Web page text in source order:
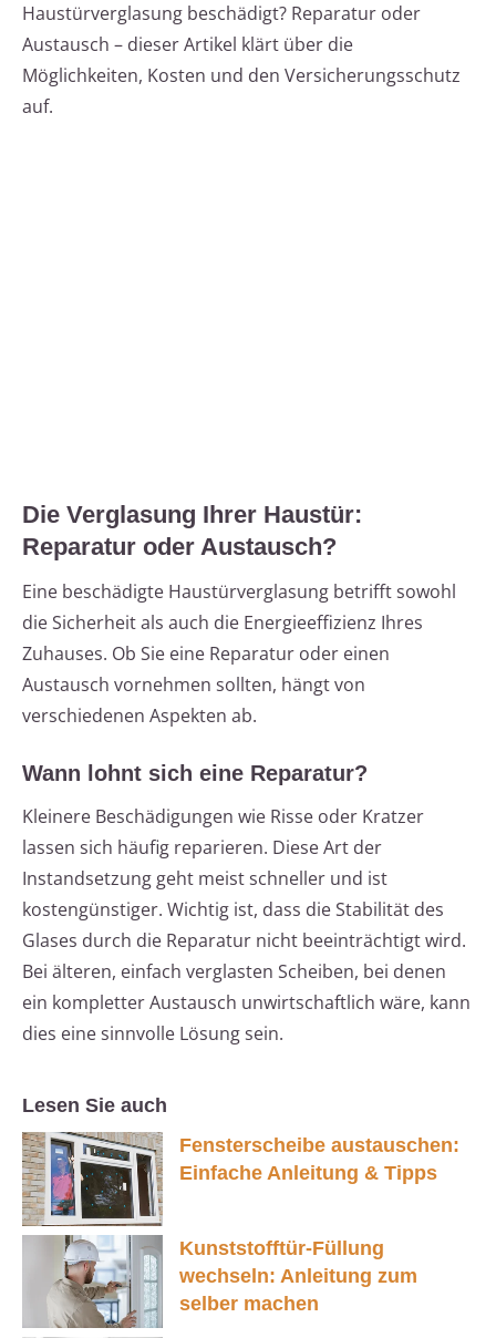
Haustürverglasung beschädigt? Reparatur oder
Austausch – dieser Artikel klärt über die
Möglichkeiten, Kosten und den Versicherungsschutz
auf.
Die Verglasung Ihrer Haustür:
Reparatur oder Austausch?
Eine beschädigte Haustürverglasung betrifft sowohl
die Sicherheit als auch die Energieeffizienz Ihres
Zuhauses. Ob Sie eine Reparatur oder einen
Austausch vornehmen sollten, hängt von
verschiedenen Aspekten ab.
Wann lohnt sich eine Reparatur?
Kleinere Beschädigungen wie Risse oder Kratzer
lassen sich häufig reparieren. Diese Art der
Instandsetzung geht meist schneller und ist
kostengünstiger. Wichtig ist, dass die Stabilität des
Glases durch die Reparatur nicht beeinträchtigt wird.
Bei älteren, einfach verglasten Scheiben, bei denen
ein kompletter Austausch unwirtschaftlich wäre, kann
dies eine sinnvolle Lösung sein.
Lesen Sie auch
Fensterscheibe austauschen:
Einfache Anleitung & Tipps
Kunststofftür-Füllung
wechseln: Anleitung zum
selber machen